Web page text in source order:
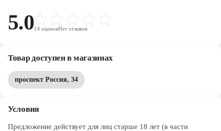
5.014 оценокНет отзывов
Товар доступен в магазинах
проспект Россия, 34
Условия
Предложение действует для лиц старше 18 лет (в части